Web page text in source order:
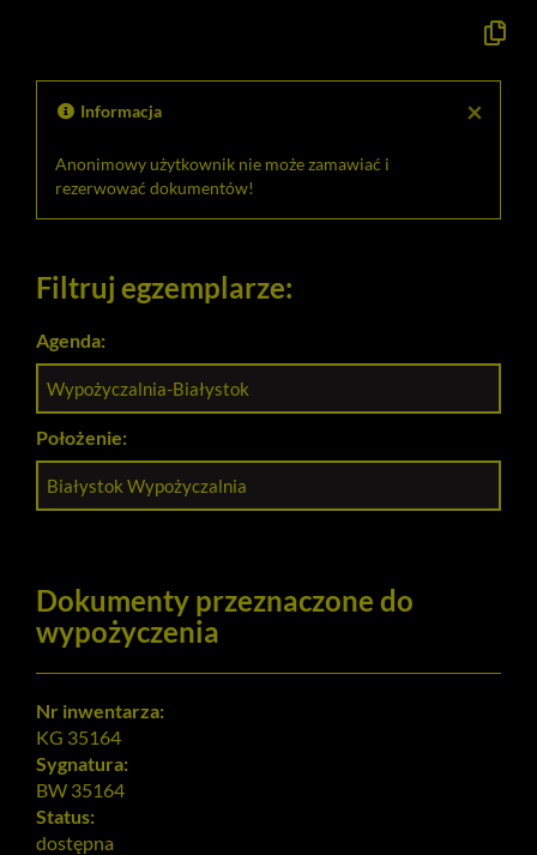
Kopiuj
do
×
Informacja
Anonimowy użytkownik nie może zamawiać i
rezerwować dokumentów!
Filtruj egzemplarze:
Agenda:
Wypożyczalnia-Białystok
Położenie:
Białystok Wypożyczalnia
Dokumenty przeznaczone do
wypożyczenia
Nr inwentarza:
KG 35164
Sygnatura:
BW 35164
Status:
dostępna